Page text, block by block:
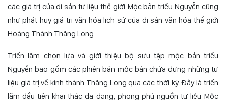
các giá trị của di sản tư liệu thế giới Mộc bản triều Nguyễn cũng
như phát huy giá trị văn hóa lịch sử của di sản văn hóa thế giới
Hoàng Thành Thăng Long.
Triển lãm chọn lựa và giới thiệu bộ sưu tập mộc bản triều
Nguyễn bao gồm các phiên bản mộc bản chứa đựng những tư
liệu giá trị về kinh thành Thăng Long qua các thời kỳ. Đây là triển
lãm đầu tiên khai thác đa dạng, phong phú nguồn tư liệu Mộc